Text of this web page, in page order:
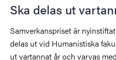
Ska delas ut
Samverkanspriset är
delas ut vid Humanistiska
ut vartannat år och varvas